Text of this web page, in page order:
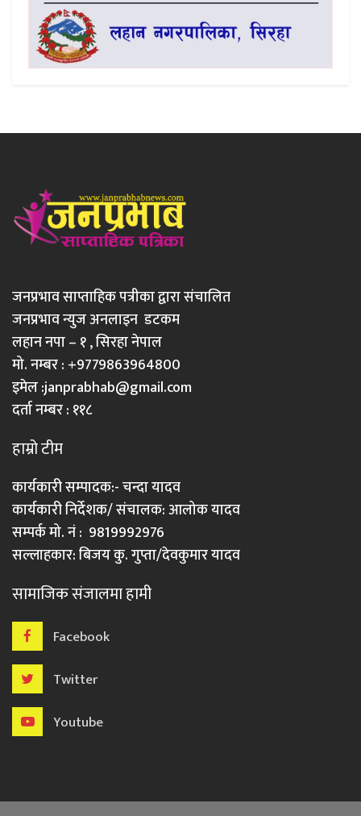
जनप्रभाव साप्ताहिक पत्रीका द्वारा संचालित
जनप्रभाव न्युज अनलाइन डटकम
लहान नपा – १ , सिरहा नेपाल
मो. नम्बर : +9779863964800
इमेल :janprabhab@gmail.com
दर्ता नम्बर : ११८
हाम्रो टीम
कार्यकारी सम्पादक:- चन्दा यादव
कार्यकारी निर्देशक/ संचालक: आलोक यादव
सम्पर्क मो. नं : 9819992976
सल्लाहकार: बिजय कु. गुप्ता/देवकुमार यादव
सामाजिक संजालमा हामी
Facebook
Twitter
Youtube